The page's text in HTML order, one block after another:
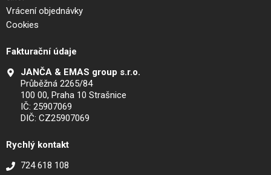
Vrácení objednávky
Cookies
Fakturační údaje
JANČA & EMAS group s.r.o.
Průběžná 2265/84
100 00, Praha 10 Strašnice
IČ: 25907069
DIČ: CZ25907069
Rychlý kontakt
724 618 108